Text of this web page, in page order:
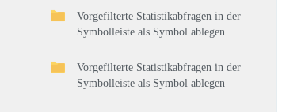
Vorgefilterte Statistikabfragen in der
Symbolleiste als Symbol ablegen
Vorgefilterte Statistikabfragen in der
Symbolleiste als Symbol ablegen